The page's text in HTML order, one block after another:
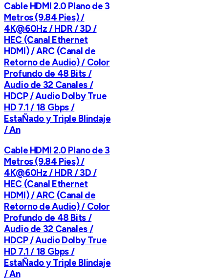
Cable HDMI 2.0 Plano de 3
Metros (9.84 Pies) /
4K@60Hz / HDR / 3D /
HEC (Canal Ethernet
HDMI) / ARC (Canal de
Retorno de Audio) / Color
Profundo de 48 Bits /
Audio de 32 Canales /
HDCP / Audio Dolby True
HD 7.1 / 18 Gbps /
EstaÑado y Triple Blindaje
/ An
Cable HDMI 2.0 Plano de 3
Metros (9.84 Pies) /
4K@60Hz / HDR / 3D /
HEC (Canal Ethernet
HDMI) / ARC (Canal de
Retorno de Audio) / Color
Profundo de 48 Bits /
Audio de 32 Canales /
HDCP / Audio Dolby True
HD 7.1 / 18 Gbps /
EstaÑado y Triple Blindaje
/ An